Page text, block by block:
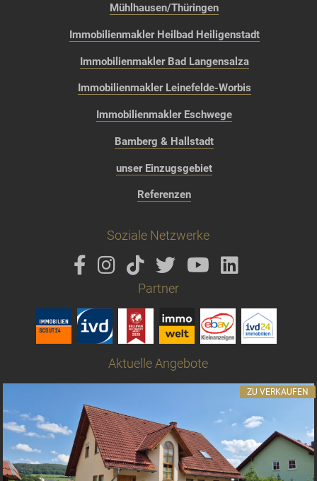
Mühlhausen/Thüringen
Immobilienmakler Heilbad Heiligenstadt
Immobilienmakler Bad Langensalza
Immobilienmakler Leinefelde-Worbis
Immobilienmakler Eschwege
Bamberg & Hallstadt
unser Einzugsgebiet
Referenzen
Soziale Netzwerke
Partner
Aktuelle Angebote
ZU VERKAUFEN